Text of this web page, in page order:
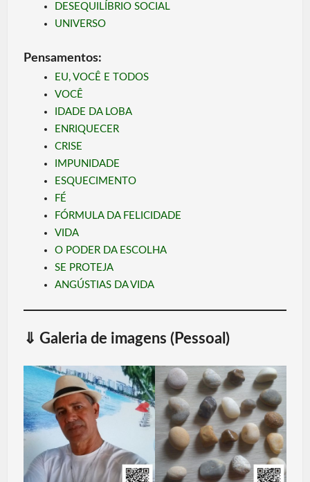
DESEQUILÍBRIO SOCIAL
UNIVERSO
Pensamentos:
EU, VOCÊ E TODOS
VOCÊ
IDADE DA LOBA
ENRIQUECER
CRISE
IMPUNIDADE
ESQUECIMENTO
FÉ
FÓRMULA DA FELICIDADE
VIDA
O PODER DA ESCOLHA
SE PROTEJA
ANGÚSTIAS DA VIDA
⇓ Galeria de imagens (Pessoal)